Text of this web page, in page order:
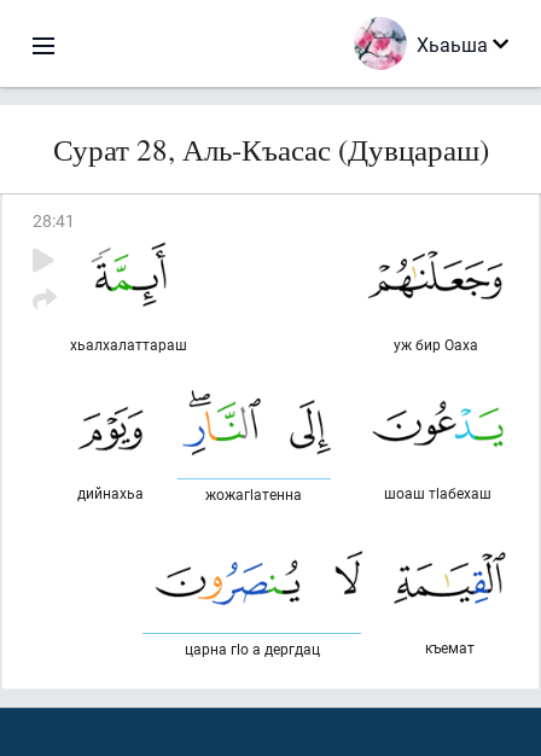
Хьаьша
Сурат 28, Аль-Къасас (Дувцараш)
28:41
уж бир Оаха
хьалхалаттараш
шоаш тlабехаш
жожагlатенна
дийнахьа
къемат
царна гlо а дергдац